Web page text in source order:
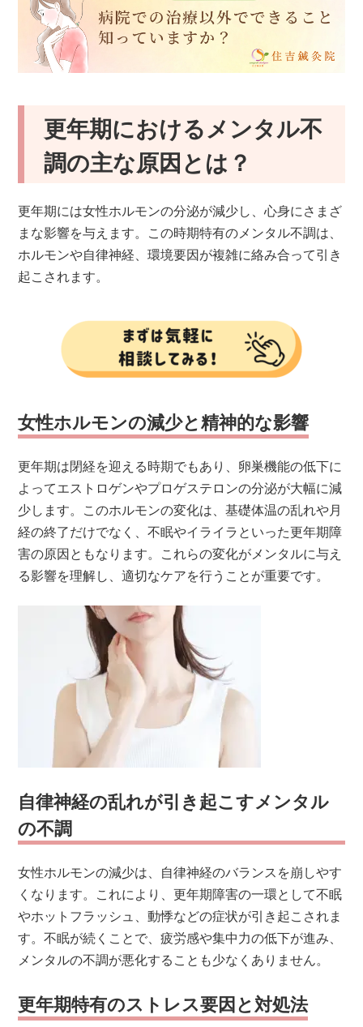
更年期におけるメンタル不
調の主な原因とは？
更年期には女性ホルモンの分泌が減少し、心身にさまざ
まな影響を与えます。この時期特有のメンタル不調は、
ホルモンや自律神経、環境要因が複雑に絡み合って引き
起こされます。
女性ホルモンの減少と精神的な影響
更年期は閉経を迎える時期でもあり、卵巣機能の低下に
よってエストロゲンやプロゲステロンの分泌が大幅に減
少します。このホルモンの変化は、基礎体温の乱れや月
経の終了だけでなく、不眠やイライラといった更年期障
害の原因ともなります。これらの変化がメンタルに与え
る影響を理解し、適切なケアを行うことが重要です。
自律神経の乱れが引き起こすメンタル
の不調
女性ホルモンの減少は、自律神経のバランスを崩しやす
くなります。これにより、更年期障害の一環として不眠
やホットフラッシュ、動悸などの症状が引き起こされま
す。不眠が続くことで、疲労感や集中力の低下が進み、
メンタルの不調が悪化することも少なくありません。
更年期特有のストレス要因と対処法